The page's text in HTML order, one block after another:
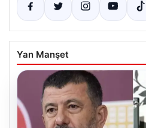
Yan Manşet